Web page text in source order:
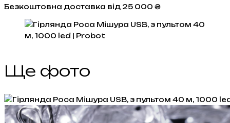
Безкоштовна доставка від 25 000 ₴
Ще фото